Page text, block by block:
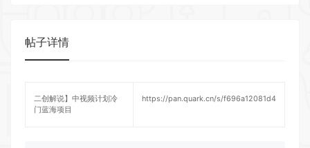
帖子详情
二创解说】中视频计划冷
门蓝海项目
https://pan.quark.cn/s/f696a12081d4